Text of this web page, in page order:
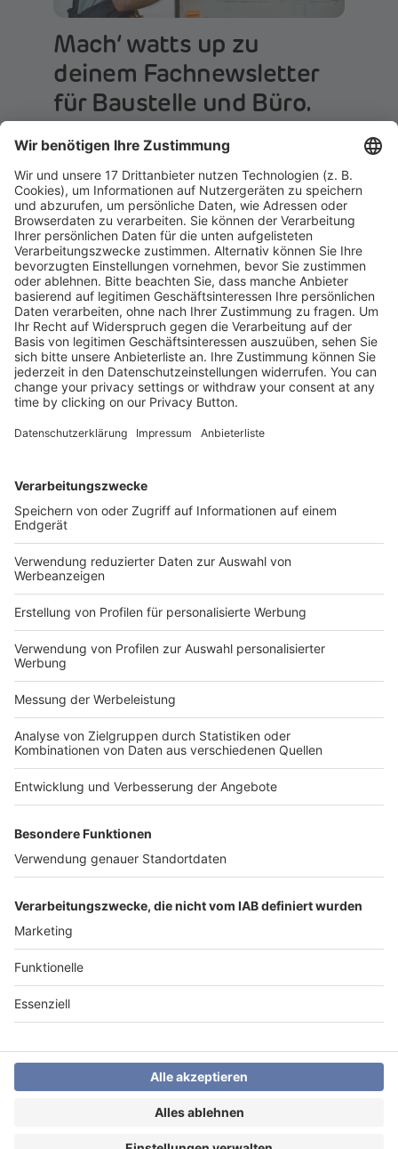
Mach‘ watts up zu
deinem Fachnewsletter
für Baustelle und Büro.
Einfach beitreten:
Ja, ich möchte von Holzmann Medien GmbH &
Co. KG auf meine Interessen zugeschnittene
Inhalte über deren Produkte und
Datenschutzerklärung für Newsletter
gelesen und akzeptiere diese.
Anmelden
* Pflichtfeld
Podcast
Impressum AGB